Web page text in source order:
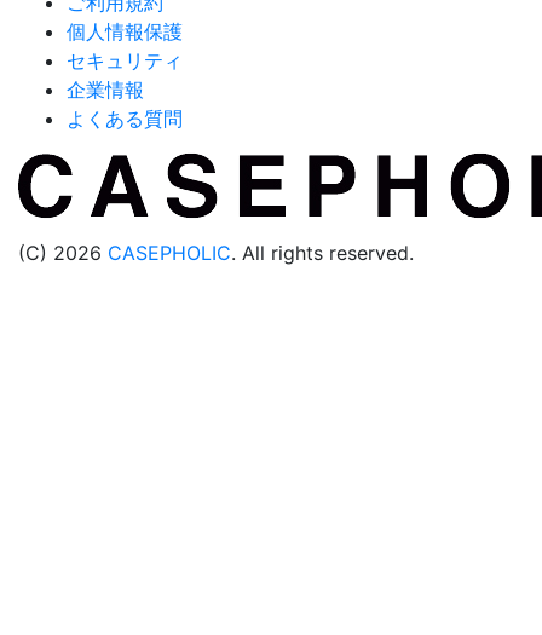
個人情報保護
セキュリティ
企業情報
よくある質問
(C) 2026 CASEPHOLIC. All rights reserved.